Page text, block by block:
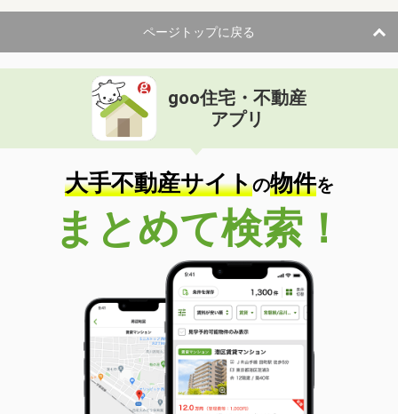
ページトップに戻る
goo住宅・不動産
アプリ
大手不動産サイトの物件を
まとめて検索！